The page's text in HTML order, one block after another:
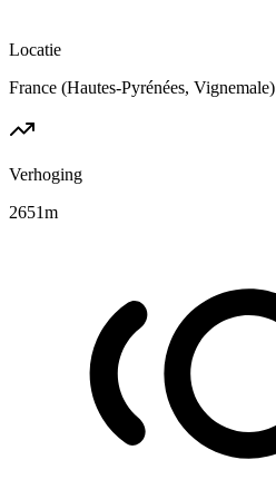
Locatie
France (Hautes-Pyrénées, Vignemale)
Verhoging
2651m